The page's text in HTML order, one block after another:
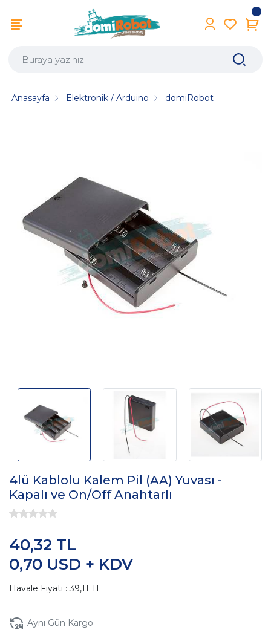
Anasayfa Elektronik / Arduino domiRobot
4lü Kablolu Kalem Pil (AA) Yuvası -
Kapalı ve On/Off Anahtarlı
0,70 USD + KDV
40,32 TL
Havale Fiyatı : 39,11 TL
Aynı Gün Kargo